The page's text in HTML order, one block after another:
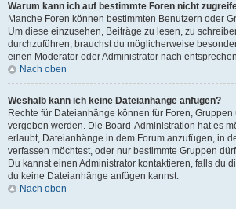
Warum kann ich auf bestimmte Foren nicht
Manche Foren können bestimmten Benutzern oder
Um diese einzusehen, Beiträge zu lesen, zu
durchzuführen, brauchst du möglicherweise
einen Moderator oder Administrator nach
Nach oben
Weshalb kann ich keine Dateianhänge anfügen?
Rechte für Dateianhänge können für Foren,
vergeben werden. Die Board-Administration hat es
erlaubt, Dateianhänge in dem Forum anzufügen, in
verfassen möchtest, oder nur bestimmte Gruppen
Du kannst einen Administrator kontaktieren, falls du
du keine Dateianhänge anfügen kannst.
Nach oben